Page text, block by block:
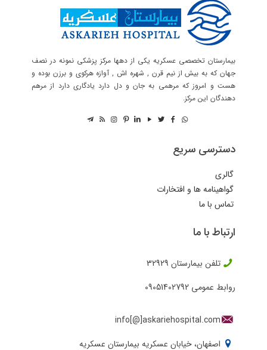
بیمارستان تخصصی عسکریه یکی از دهها مرکز پزشکی نمونه در نصف
جهان که به بیش از نیم قرن , شهره اش , آوازه هرکوی و برزن بوده و
هست و امروز که مرهمی به جان و دل دارد یادگاری دارد از مرهم
دهندگان این مرکز.
دسترسی سریع
گالری
گواهینامه ها و افتخارات
تماس با ما
ارتباط با ما
تلفن بیمارستان 32929
روابط عمومی 09051402792
info[@]askariehospital.com
اصفهان، خیابان عسکریه بیمارستان عسکریه